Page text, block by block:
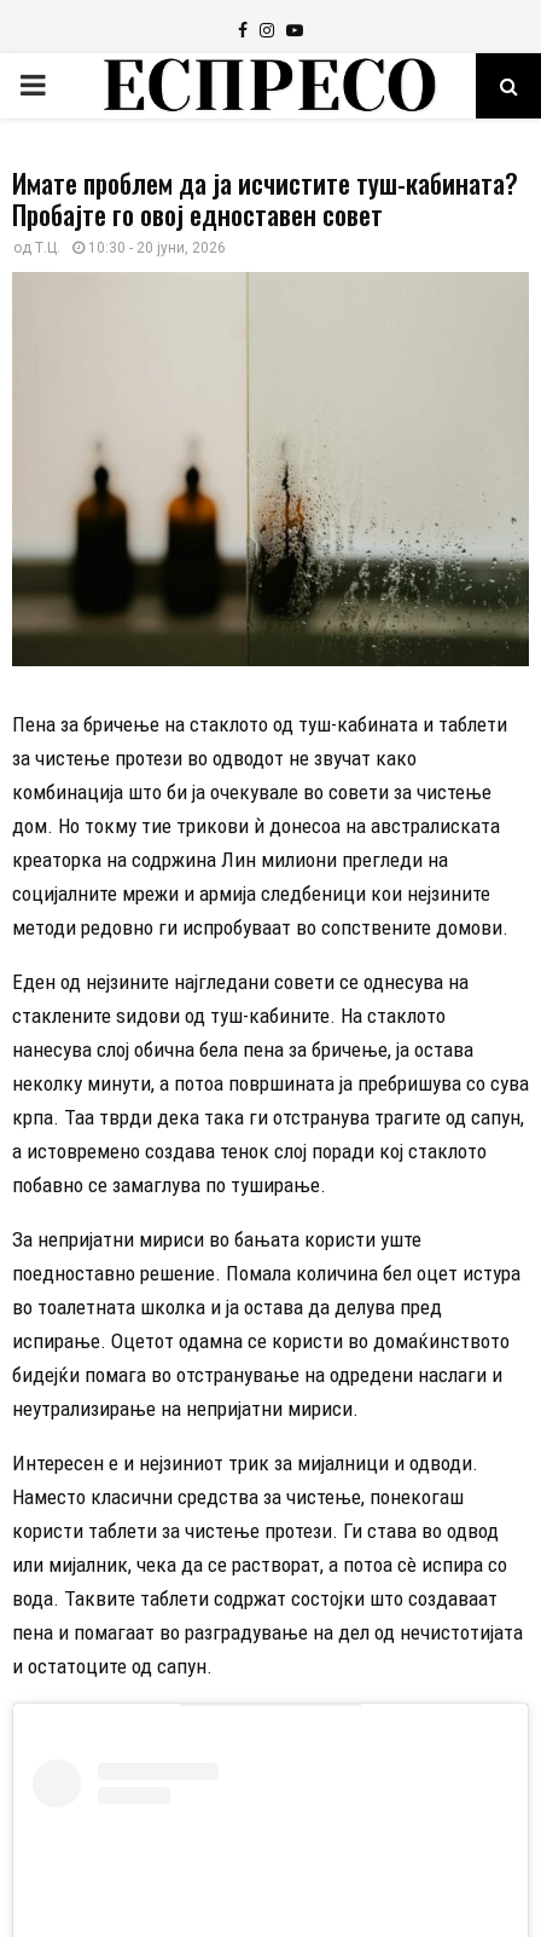
Facebook
Instagram
Youtube
PRIMARY
Имате проблем да ја исчистите туш-кабината?
Пробајте го овој едноставен совет
од Т.Ц. 10:30 - 20 јуни, 2026
Пена за бричење на стаклото од туш-кабината и таблети
за чистење протези во одводот не звучат како
комбинација што би ја очекувале во совети за чистење
дом. Но токму тие трикови ѝ донесоа на австралиската
креаторка на содржина Лин милиони прегледи на
социјалните мрежи и армија следбеници кои нејзините
методи редовно ги испробуваат во сопствените домови.
Еден од нејзините најгледани совети се однесува на
стаклените ѕидови од туш-кабините. На стаклото
нанесува слој обична бела пена за бричење, ја остава
неколку минути, а потоа површината ја пребришува со сува
крпа. Таа тврди дека така ги отстранува трагите од сапун,
а истовремено создава тенок слој поради кој стаклото
побавно се замаглува по туширање.
За непријатни мириси во бањата користи уште
поедноставно решение. Помала количина бел оцет истура
во тоалетната школка и ја остава да делува пред
испирање. Оцетот одамна се користи во домаќинството
бидејќи помага во отстранување на одредени наслаги и
неутрализирање на непријатни мириси.
Интересен е и нејзиниот трик за мијалници и одводи.
Наместо класични средства за чистење, понекогаш
користи таблети за чистење протези. Ги става во одвод
или мијалник, чека да се растворат, а потоа сè испира со
вода. Таквите таблети содржат состојки што создаваат
пена и помагаат во разградување на дел од нечистотијата
и остатоците од сапун.